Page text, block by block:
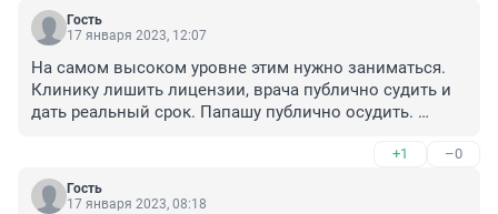
Гость
17 января 2023, 12:07
На самом высоком уровне этим нужно заниматься.
Клинику лишить лицензии, врача публично судить и
дать реальный срок. Папашу публично осудить.
жертвами насилия, а не благочестивыми женщинами.
И заниматься этим обычаем, а не закрывать на это
глаза.
+1 –0
Гость
17 января 2023, 08:18